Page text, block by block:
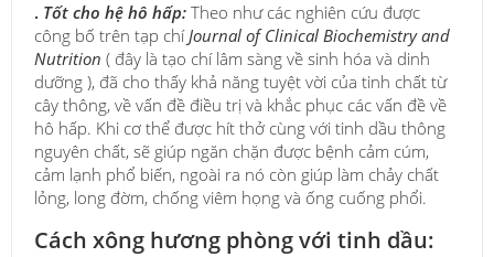
. Tốt cho hệ hô hấp: Theo như các nghiên cứu được
công bố trên tạp chíJournal of Clinical Biochemistry and
Nutrition ( đây là tạo chí lâm sàng về sinh hóa và dinh
dưỡng ), đã cho thấy khả năng tuyệt vời của tinh chất từ
cây thông, về vấn đề điều trị và khắc phục các vấn đề về
hô hấp. Khi cơ thể được hít thở cùng với tinh dầu thông
nguyên chất, sẽ giúp ngăn chặn được bệnh cảm cúm,
cảm lạnh phổ biến, ngoài ra nó còn giúp làm chảy chất
lỏng, long đờm, chống viêm họng và ống cuống phổi.
Cách xông hương phòng với tinh dầu: